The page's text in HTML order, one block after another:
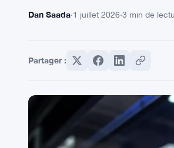
Dan Saada·1 juillet 2026·3 min de
Partager :